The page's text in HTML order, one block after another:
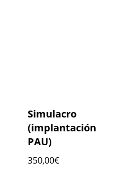
Simulacro
(implantación
PAU)
350,00€